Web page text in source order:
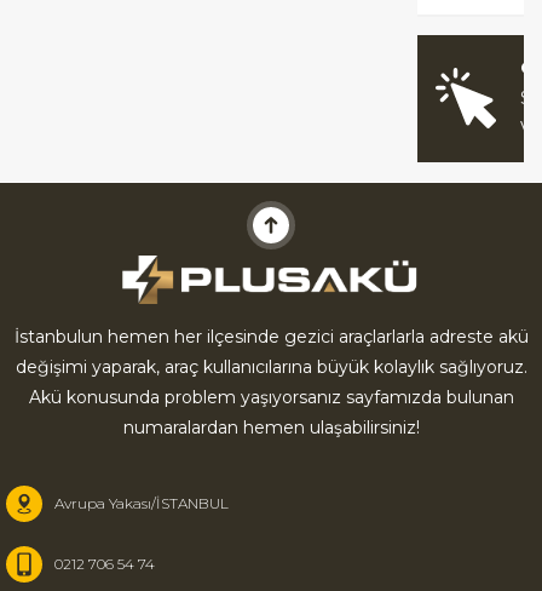
İstanbulun hemen her ilçesinde gezici araçlarlarla adreste akü
değişimi yaparak, araç kullanıcılarına büyük kolaylık sağlıyoruz.
Akü konusunda problem yaşıyorsanız sayfamızda bulunan
numaralardan hemen ulaşabilirsiniz!
Avrupa Yakası/İSTANBUL
0212 706 54 74